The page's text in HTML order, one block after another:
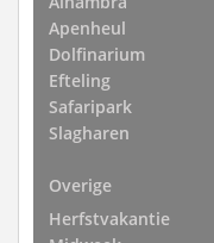
Apenheul
Dolfinarium
Efteling
Safaripark
Slagharen
Overige
Herfstvakantie